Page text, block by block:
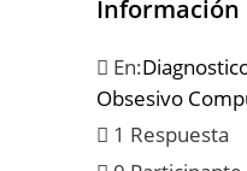
Información
En:
Obsesivo
1 Respuesta